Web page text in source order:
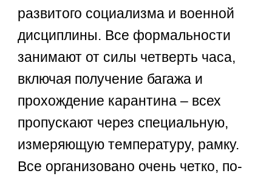
развитого социализма и военной
дисциплины. Все формальности
занимают от силы четверть часа,
включая получение багажа и
прохождение карантина – всех
пропускают через специальную,
измеряющую температуру, рамку.
Все организовано очень четко, по-